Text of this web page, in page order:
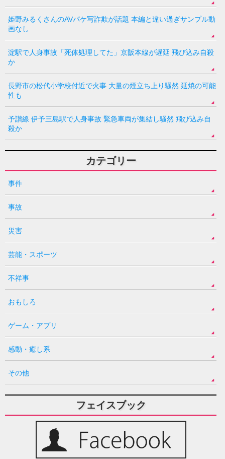
姫野みるくさんのAVパケ写詐欺が話題 本編と違い過ぎサンプル動
画なし
淀駅で人身事故「死体処理してた」京阪本線が遅延 飛び込み自殺
か
長野市の松代小学校付近で火事 大量の煙立ち上り騒然 延焼の可能
性も
予讃線 伊予三島駅で人身事故 緊急車両が集結し騒然 飛び込み自
殺か
カテゴリー
事件
事故
災害
芸能・スポーツ
不祥事
おもしろ
ゲーム・アプリ
感動・癒し系
その他
フェイスブック